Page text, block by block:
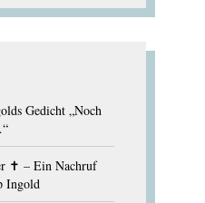
Gedicht „Noch
✝︎ – Ein Nachruf
Ingold